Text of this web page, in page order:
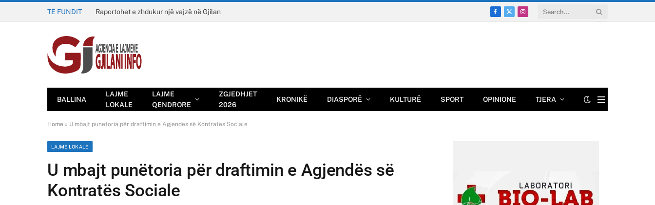
TË FUNDIT Raportohet e zhdukur një vajzë në Gjilan
Facebook
X
Instagram
BALLINA
LAJME
LOKALE
LAJME
QENDRORE
ZGJEDHJET
2026
KRONIKË DIASPORË KULTURË SPORT OPINIONE TJERA
Home » U mbajt punëtoria për draftimin e Agjendës së Kontratës Sociale
LAJME LOKALE
U mbajt punëtoria për draftimin e Agjendës së
Kontratës Sociale